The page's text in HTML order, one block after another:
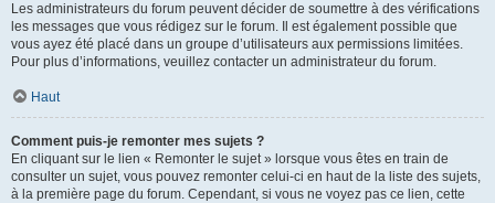
Les administrateurs du forum peuvent décider de soumettre à des vérifications
les messages que vous rédigez sur le forum. Il est également possible que
vous ayez été placé dans un groupe d’utilisateurs aux permissions limitées.
Pour plus d’informations, veuillez contacter un administrateur du forum.
Haut
Comment puis-je remonter mes sujets ?
En cliquant sur le lien « Remonter le sujet » lorsque vous êtes en train de
consulter un sujet, vous pouvez remonter celui-ci en haut de la liste des sujets,
à la première page du forum. Cependant, si vous ne voyez pas ce lien, cette